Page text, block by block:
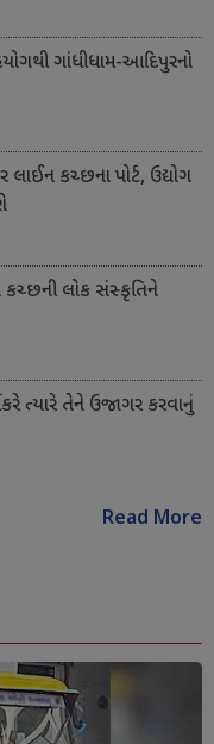
ગાંધીધામ-આદિપુરનો
લાઈન કચ્છના પોર્ટ, ઉદ્યોગ
કચ્છની લોક સંસ્કૃતિને
કરે ત્યારે તેને ઉજાગર કરવાનું
Read More